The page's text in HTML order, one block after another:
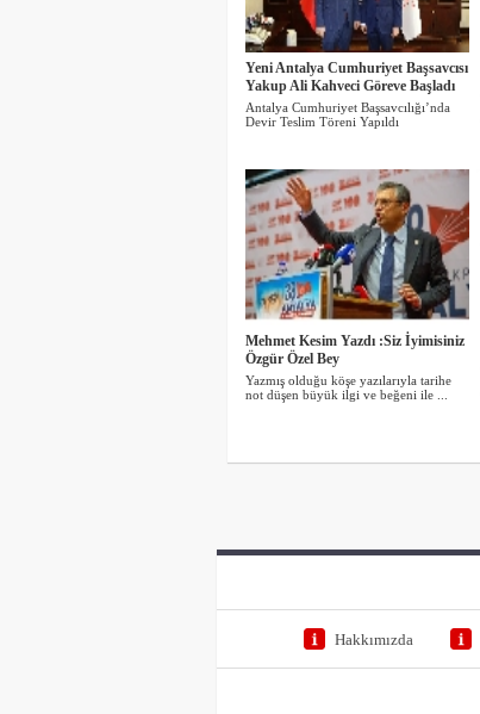
Yeni Antalya Cumhuriyet Başsavcısı
Yakup Ali Kahveci Göreve Başladı
Antalya Cumhuriyet Başsavcılığı’nda
Devir Teslim Töreni Yapıldı
Mehmet Kesim Yazdı :Siz İyimisiniz
Özgür Özel Bey
Yazmış olduğu köşe yazılarıyla tarihe
not düşen büyük ilgi ve beğeni ile ...
Hakkımızda